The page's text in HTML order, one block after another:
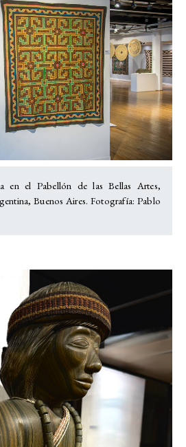
en el Pabellón de las Bellas Artes,
Buenos Aires. Fotografía: Pablo